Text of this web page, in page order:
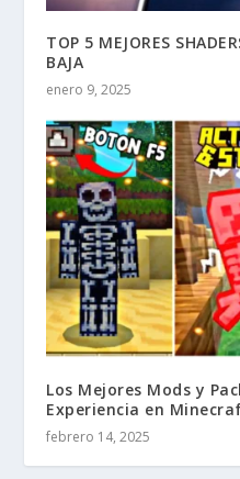
TOP 5 MEJORES
BAJA
enero 9, 2025
Los Mejores Mods y
Experiencia en
febrero 14, 2025